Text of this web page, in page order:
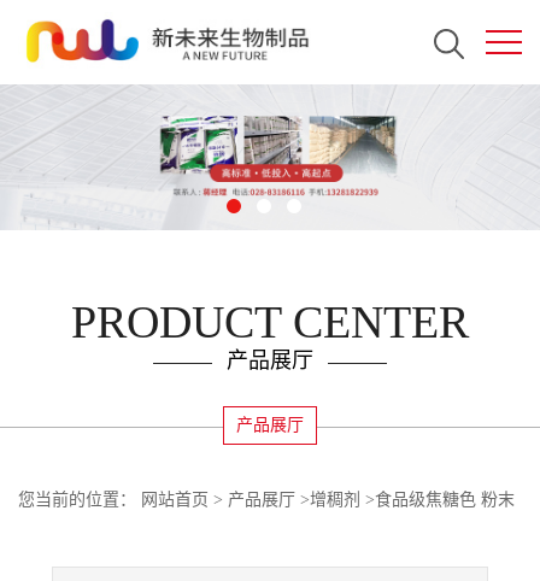
PRODUCT CENTER
产品展厅
产品展厅
您当前的位置： 网站首页 > 产品展厅 >增稠剂 >食品级焦糖色 粉末